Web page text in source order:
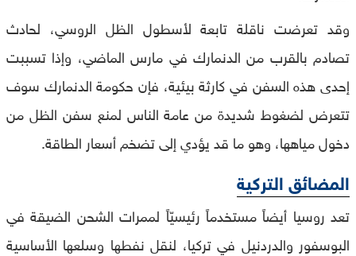
وقد تعرضت ناقلة تابعة لأسطول الظل الروسي، لحادث
تصادم بالقرب من الدنمارك في مارس الماضي، وإذا تسببت
إحدى هذه السفن في كارثة بيئية، فإن حكومة الدنمارك سوف
تتعرض لضغوط شديدة من عامة الناس لمنع سفن الظل من
دخول مياهها، وهو ما قد يؤدي إلى تضخم أسعار الطاقة.
المضائق التركية
تعد روسيا أيضاً مستخدماً رئيسيّاً لممرات الشحن الضيقة في
البوسفور والدردنيل في تركيا، لنقل نفطها وسلعها الأساسية